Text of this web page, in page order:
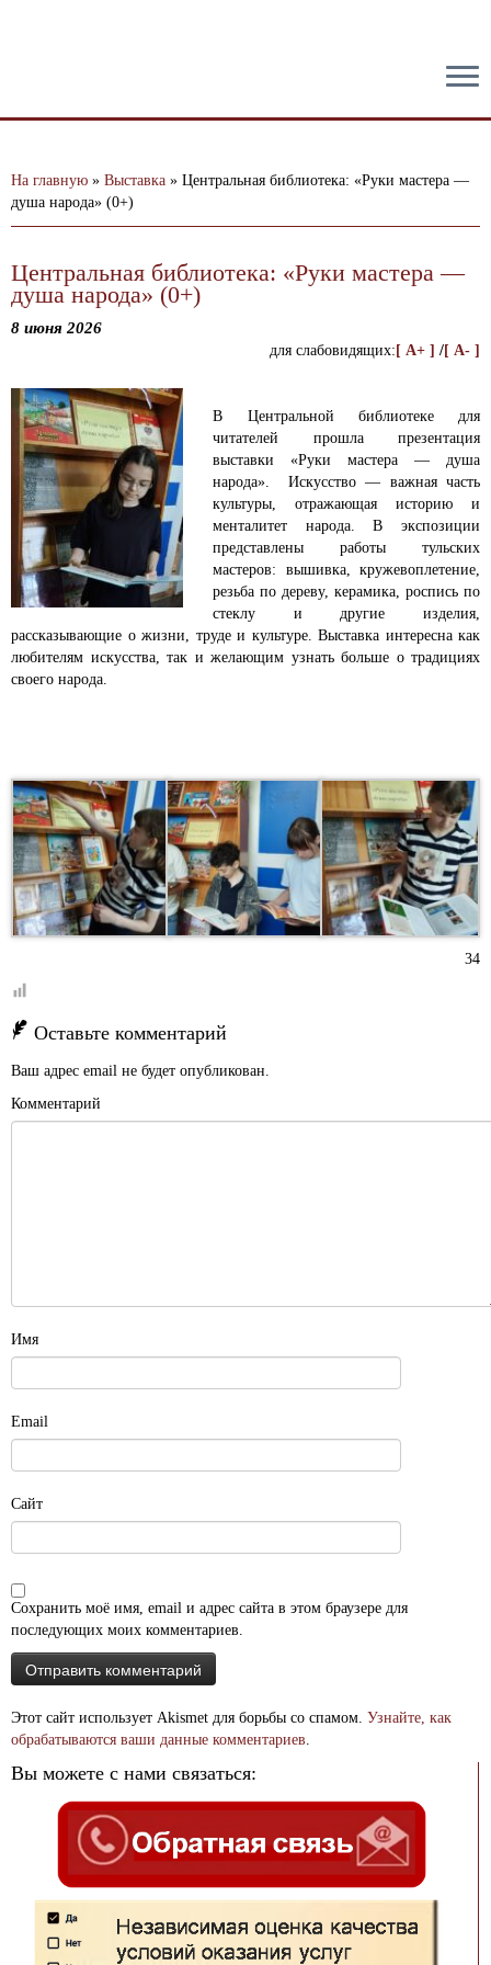
На главную » Выставка » Центральная библиотека: «Руки мастера —
душа народа» (0+)
Центральная библиотека: «Руки мастера —
душа народа» (0+)
8 июня 2026
для слабовидящих: [ A+ ] /[ A- ]
В Центральной библиотеке для
читателей прошла презентация
выставки «Руки мастера — душа
народа».Искусство — важная часть
культуры, отражающая историю и
менталитет народа. В экспозиции
представлены работы тульских
мастеров: вышивка, кружевоплетение,
резьба по дереву, керамика, роспись по
стеклу и другие изделия,
рассказывающие о жизни, труде и культуре. Выставка интересна как
любителям искусства, так и желающим узнать больше о традициях
своего народа.
34
Оставьте комментарий
Ваш адрес email не будет опубликован.
Комментарий
Имя
Email
Сайт
Сохранить моё имя, email и адрес сайта в этом браузере для
последующих моих комментариев.
Этот сайт использует Akismet для борьбы со спамом. Узнайте, как
обрабатываются ваши данные комментариев.
Вы можете с нами связаться: